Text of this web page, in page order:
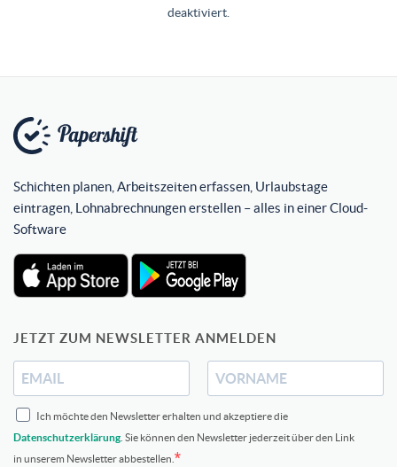
deaktiviert.
Schichten planen, Arbeitszeiten erfassen, Urlaubstage
eintragen, Lohnabrechnungen erstellen – alles in einer Cloud-
Software
JETZT ZUM NEWSLETTER ANMELDEN
Ich möchte den Newsletter erhalten und akzeptiere die
Datenschutzerklärung . Sie können den Newsletter jederzeit über den Link
in unserem Newsletter abbestellen.